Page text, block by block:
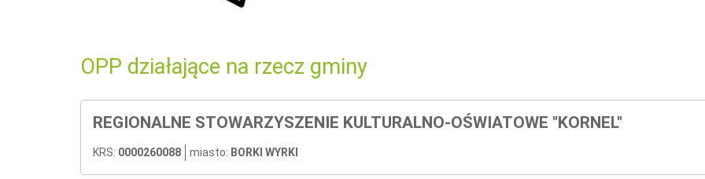
OPP działające na rzecz gminy
REGIONALNE STOWARZYSZENIE KULTURALNO-OŚWIATOWE "KORNEL"
KRS: 0000260088 miasto: BORKI WYRKI